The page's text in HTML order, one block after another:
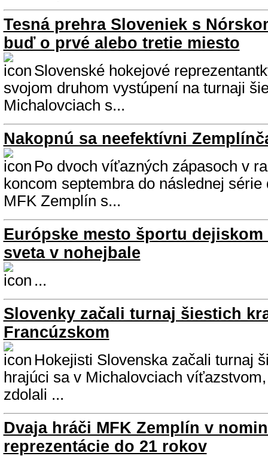
Tesná prehra Sloveniek s
buď o prvé alebo tretie miesto
Slovenské hokejové
svojom druhom vystúpení na turnaji
Michalovciach s...
Nakopnú sa neefektívni
Po dvoch víťazných zápasoch v
koncom septembra do následnej série
MFK Zemplín s...
Európske mesto športu
sveta v nohejbale
...
Slovenky začali turnaj šiestich
Francúzskom
Hokejisti Slovenska začali turnaj
hrajúci sa v Michalovciach
zdolali ...
Dvaja hráči MFK Zemplín v
reprezentácie do 21 rokov